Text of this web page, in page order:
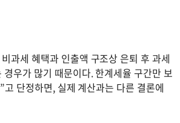
과세 혜택과 인출액 구조상 은퇴 후 과세
우가 많기 때문이다. 한계세율 구간만 보
고 단정하면, 실제 계산과는 다른 결론에